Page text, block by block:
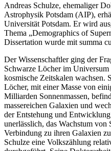
Andreas Schulze, ehemaliger
Astrophysik Potsdam (AIP),
Universität Potsdam. Er wird
Thema „Demographics of
Dissertation wurde mit summa
Der Wissenschaftler ging der
Schwarze Löcher im
kosmische Zeitskalen wachsen.
Löcher, mit einer Masse von
Milliarden Sonnenmassen,
massereichen Galaxien und
der Entstehung und
unerlässlich, das Wachstum
Verbindung zu ihren Galaxien
Schulze eine Volkszählung